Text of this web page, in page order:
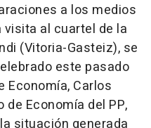
a los medios
al cuartel de la
(Vitoria-Gasteiz), se
este pasado
Economía, Carlos
Economía del PP,